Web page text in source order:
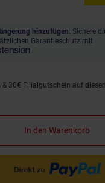
hinzufügen. Sichere
Garantieschutz mit
Versand &amp; 30€
& 30€ Filialgutschein auf
In den Warenkorb